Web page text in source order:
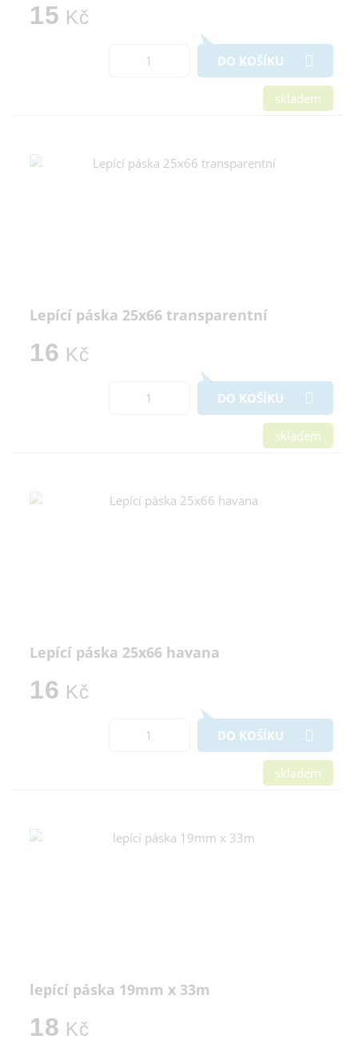
15 Kč
DO KOŠÍKU
skladem
Lepící páska 25x66 transparentní
16 Kč
DO KOŠÍKU
skladem
Lepící páska 25x66 havana
16 Kč
DO KOŠÍKU
skladem
lepící páska 19mm x 33m
18 Kč